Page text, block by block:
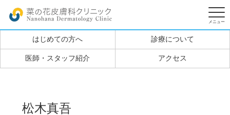
はじめての方へ 診療について
医師・スタッフ紹介 アクセス
松木真吾